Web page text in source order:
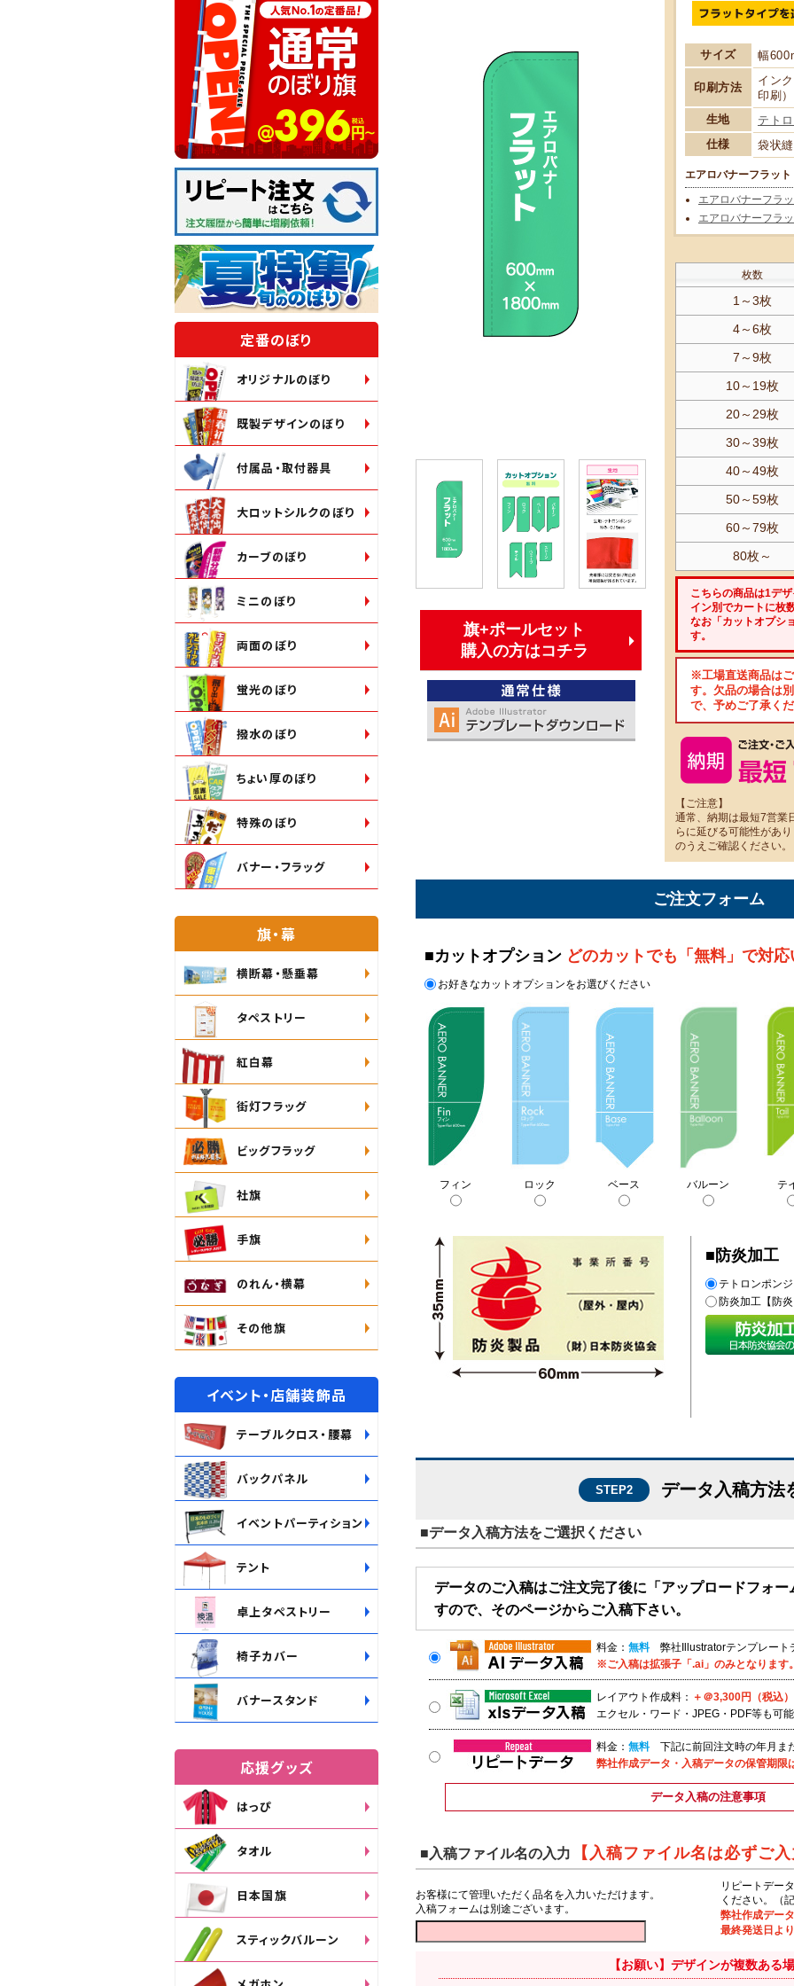
サイズ 幅
印刷方法
イン
印刷）
生地
テト
仕様
袋状
エアロバナーフラッ
エアロバナーフラ
エアロバナーフラ
枚数
1～3枚
4～6枚
7～9枚
10～19枚
20～29枚
30～39枚
40～49枚
50～59枚
60～79枚
80枚～
こちらの商品は1デ
イン別でカートに枚
なお「カットオプシ
す。
※工場直送商品は
す。欠品の場合は
で、予めご了承く
【ご注意】
通常、納期は最短7営業
らに延びる可能性があ
のうえご確認ください。
旗+ポールセット
購入の方はコチラ
ご注文フォーム
■カットオプション どのカットでも「無料」で対
お好きなカットオプションをお選びください
フィン ロック ベース バルーン テ
■防炎加工
テトロンポン
防炎加工【防
STEP2 データ入稿方法
■データ入稿方法をご選択ください
データのご入稿はご注文完了後に「アップロードフォ
すので、そのページからご入稿下さい。
料金： 無料 弊社Illustratorテンプレート
※ご入稿は拡張子「.ai」のみとなります
レイアウト作成料： ＋＠3,300円（税込）
エクセル・ワード・JPEG・PDF等も可
料金： 無料 下記に前回注文時の年月ま
弊社作成データ・入稿データの保管期限
データ入稿の注意事項
■入稿ファイル名の入力 【入稿ファイル名は必ずご
お客様にて管理いただく品名を入力いただけます。
入稿フォームは別途ございます。
リピートデー
ください。（
弊社作成デー
最終発送日よ
【お願い】デザインが複数ある
定番のぼり
オリジナルのぼり
既製デザインのぼり
付属品・取付器具
大ロットシルクのぼり
カーブのぼり
ミニのぼり
両面のぼり
蛍光のぼり
撥水のぼり
ちょい厚のぼり
特殊のぼり
バナー・フラッグ
旗・幕
横断幕・懸垂幕
タペストリー
紅白幕
街灯フラッグ
ビッグフラッグ
社旗
手旗
のれん・横幕
その他旗
イベント・店舗装飾品
テーブルクロス・腰幕
バックパネル
イベントパーティション
テント
卓上タペストリー
椅子カバー
バナースタンド
応援グッズ
はっぴ
タオル
日本国旗
スティックバルーン